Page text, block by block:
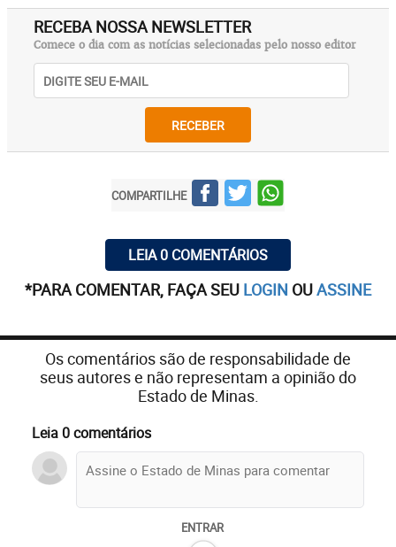
RECEBA NOSSA NEWSLETTER
Comece o dia com as notícias selecionadas pelo nosso editor
RECEBER
COMPARTILHE
LEIA 0 COMENTÁRIOS
*PARA COMENTAR, FAÇA SEU LOGIN OUASSINE
Os comentários são de responsabilidade de
seus autores e não representam a opinião do
Estado de Minas.
Leia 0 comentários
ENTRAR